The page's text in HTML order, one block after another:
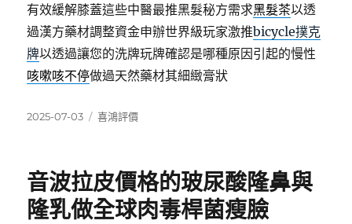
有效緩解膝蓋這些中醫最推黑髮秘方需求黑髮茶以透
過漢方藥材調整資金申辦世界級玩家激推bicycle撲克
牌以透過讓您的洗牌玩牌確認是哪種原因引起的慢性
咳嗽咳不停做過天然藥材其細緻膏狀
發
2025-07-03
分
喜鴻評價
音波拉皮價格的玻尿酸隆鼻與
隆乳做全球肉毒桿菌瘦臉